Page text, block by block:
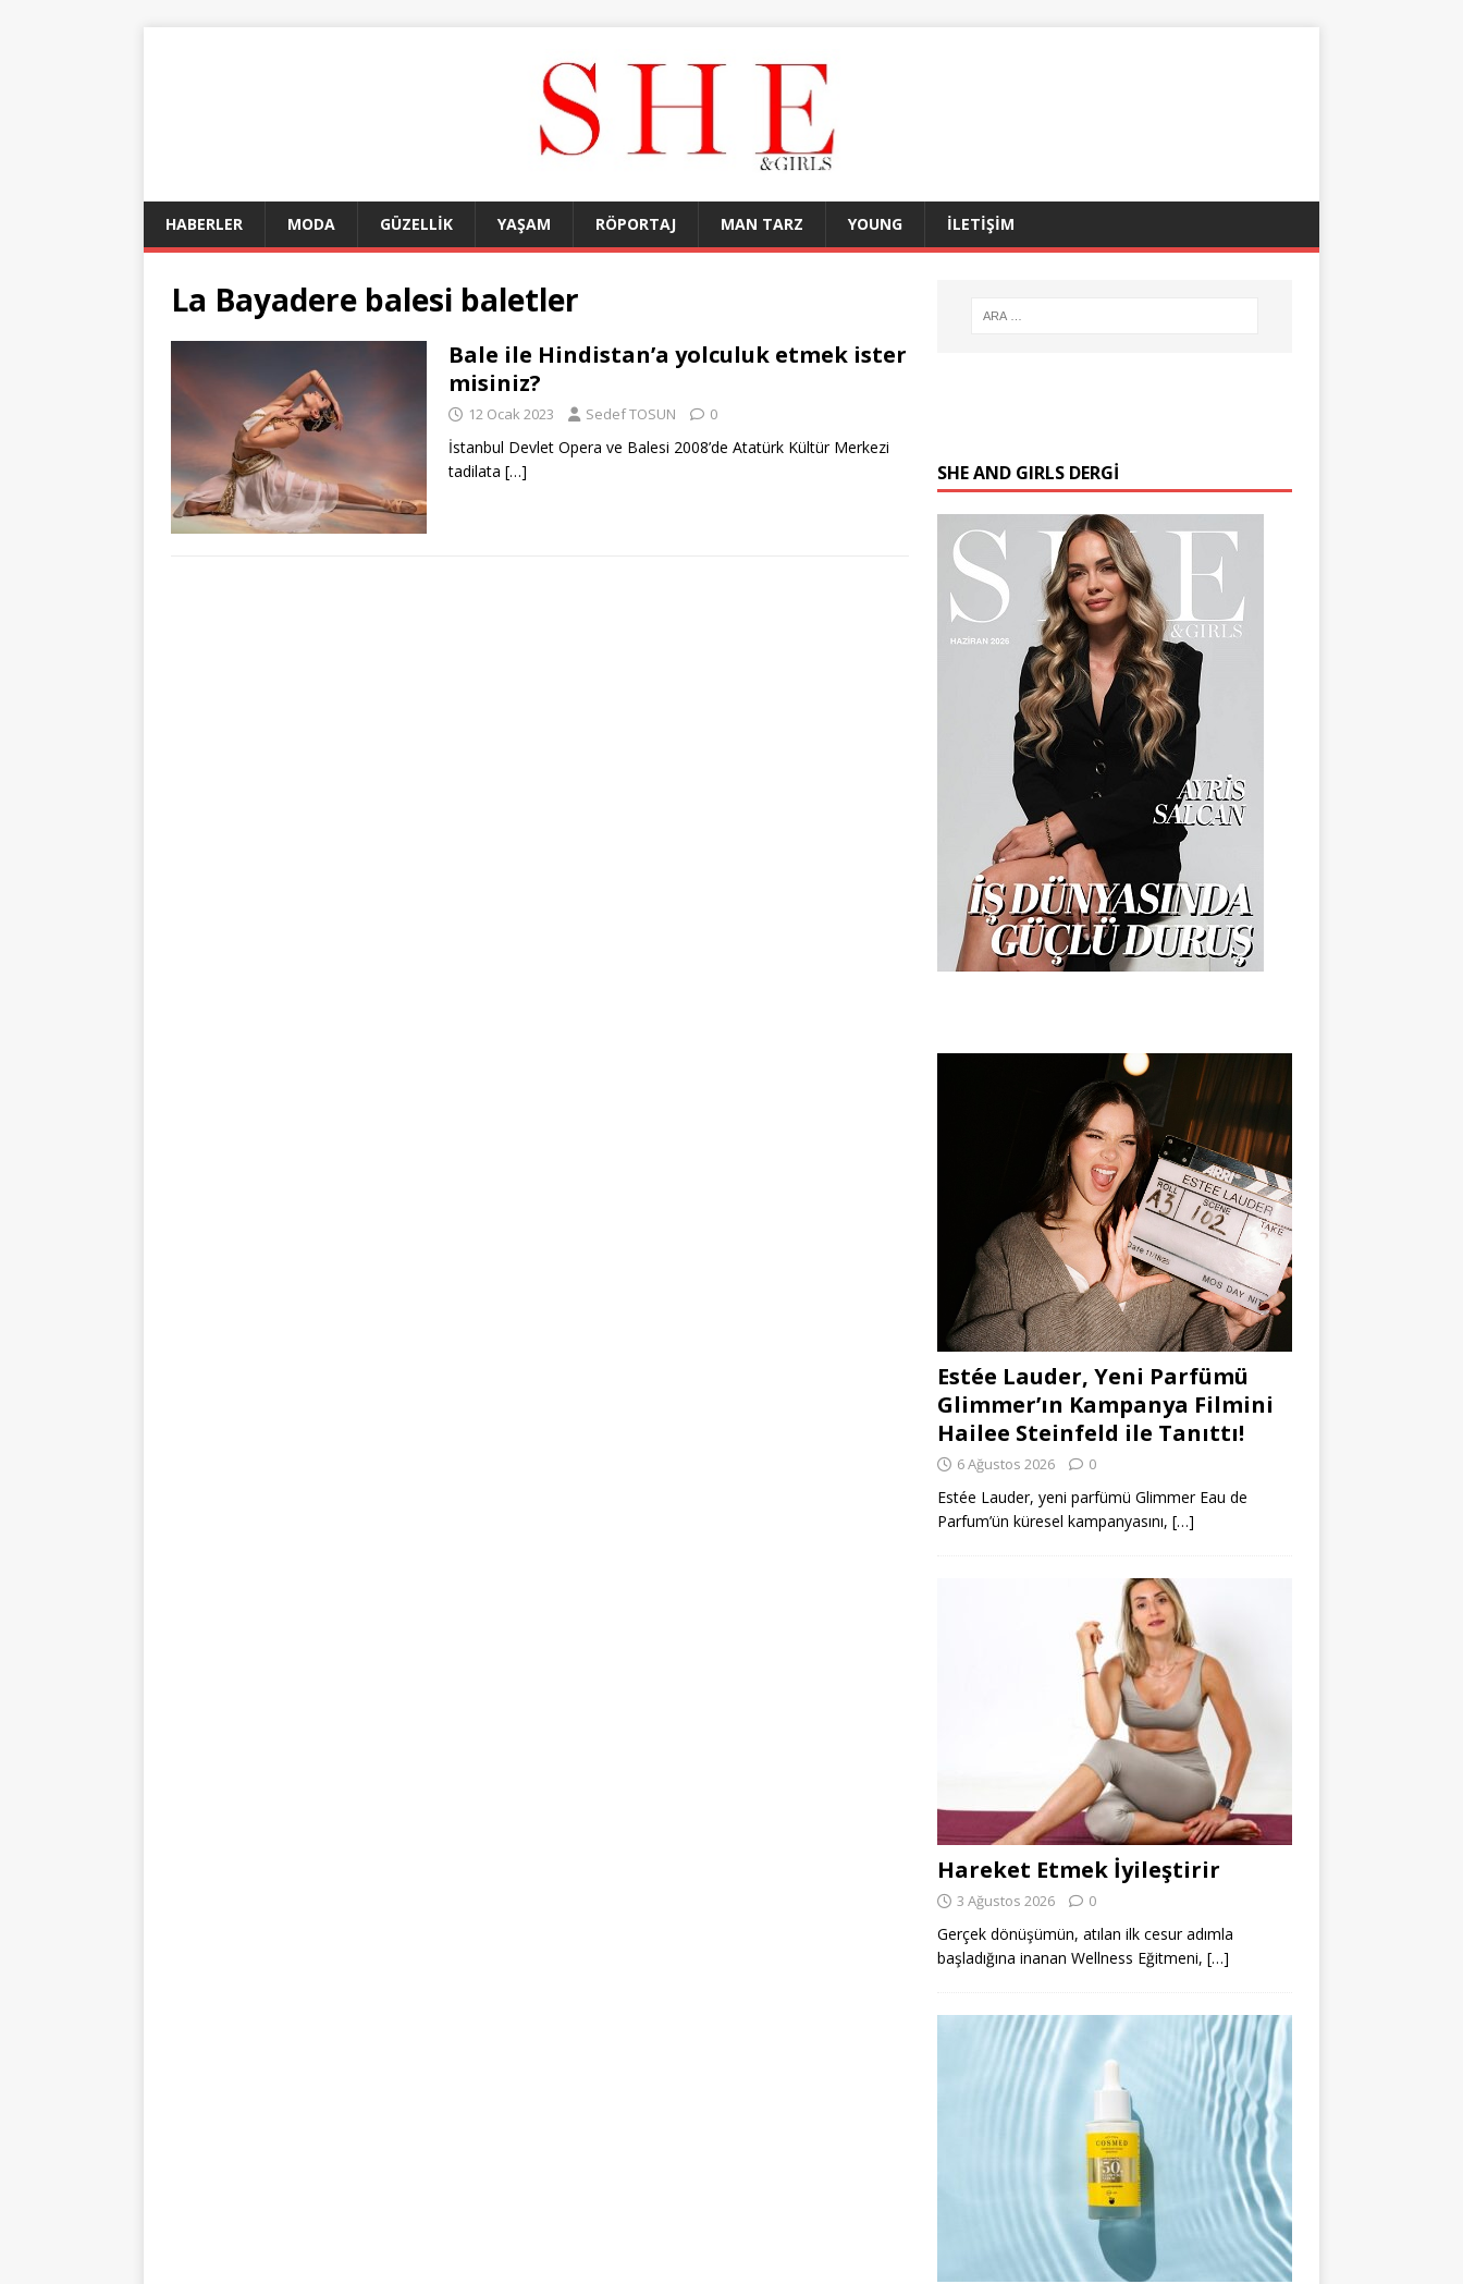
HABERLER MODA GÜZELLİK YAŞAM RÖPORTAJ MAN TARZ YOUNG İLETİŞİM
La Bayadere balesi baletler
Bale ile Hindistan’a yolculuk etmek ister
misiniz?
12 Ocak 2023 Sedef TOSUN 0
İstanbul Devlet Opera ve Balesi 2008’de Atatürk Kültür Merkezi
tadilata […] SHE AND GIRLS DERGİ
Estée Lauder, Yeni Parfümü
Glimmer’ın Kampanya Filmini
Hailee Steinfeld ile Tanıttı!
6 Ağustos 2026 0
Estée Lauder, yeni parfümü Glimmer Eau de
Parfum’ün küresel kampanyasını, […]
Hareket Etmek İyileştirir
3 Ağustos 2026 0
Gerçek dönüşümün, atılan ilk cesur adımla
başladığına inanan Wellness Eğitmeni, […]